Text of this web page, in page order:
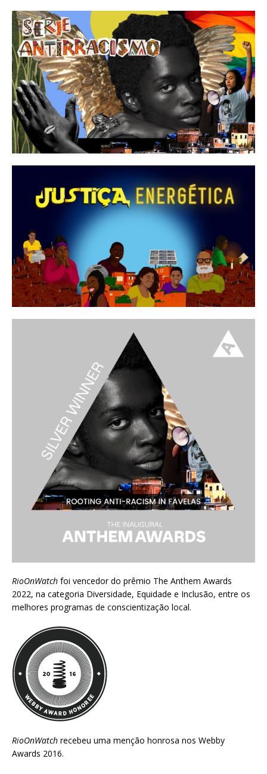
RioOnWatch foi vencedor do prêmio The Anthem Awards
2022, na categoria Diversidade, Equidade e Inclusão, entre os
melhores programas de conscientização local.
RioOnWatch recebeu uma menção honrosa nos Webby
Awards 2016.